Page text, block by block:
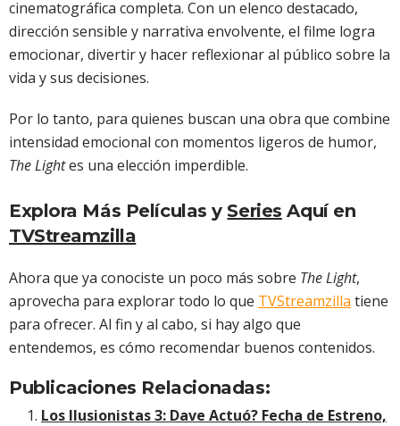
cinematográfica completa. Con un elenco destacado,
dirección sensible y narrativa envolvente, el filme logra
emocionar, divertir y hacer reflexionar al público sobre la
vida y sus decisiones.
Por lo tanto, para quienes buscan una obra que combine
intensidad emocional con momentos ligeros de humor,
The Lightes una elección imperdible.
Explora Más Películas y Series Aquí en
TVStreamzilla
Ahora que ya conociste un poco más sobre The Light,
aprovecha para explorar todo lo que TVStreamzilla tiene
para ofrecer. Al fin y al cabo, si hay algo que
entendemos, es cómo recomendar buenos contenidos.
Publicaciones Relacionadas:
Los Ilusionistas 3: Dave Actuó? Fecha de Estreno,